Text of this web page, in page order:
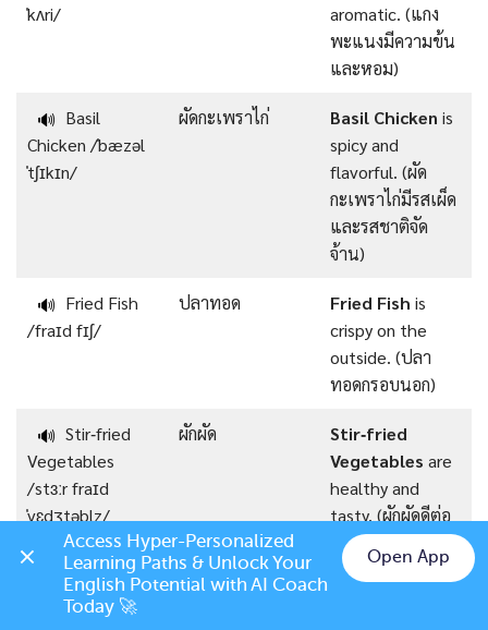
ˈkʌri/
aromatic. (แกง
พะแนงมีความข้น
และหอม)
🔊 Basil
Chicken /ˈbæzəl
ˈtʃɪkɪn/
ผัดกะเพราไก่ Basil Chicken is
spicy and
flavorful. (ผัด
กะเพราไก่มีรสเผ็ด
และรสชาติจัด
จ้าน)
🔊 Fried Fish
/fraɪd fɪʃ/
ปลาทอด Fried Fish is
crispy on the
outside. (ปลา
ทอดกรอบนอก)
🔊 Stir‑fried
Vegetables
/stɜːr fraɪd
ˈvɛdʒtəblz/
ผักผัด
Stir‑fried
Vegetables are
healthy and
tasty. (ผักผัดดีต่อ
สุขภาพและอร่อย)
Grilled Pork
/ɡrɪld pɔːrk/
หมูย่าง Chat on LINE
Access Hyper-Personalized
Learning Paths & Unlock Your
English Potential with AI Coach
Today 🚀
Open App